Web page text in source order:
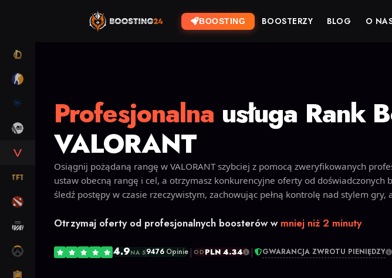
VALORANT
MARVEL RIVALS
OW2
BOOSTING BOOSTERZY BLOG O
Profesjonalna usługa Rank
VALORANT
Osiągnij pożądaną rangę w VALORANT szybciej z pomocą zweryfikowanych
ustaw obecną rangę i cel, a otrzymasz konkurencyjne oferty od doświadczonych
śledź postępy w czasie rzeczywistym, zachowując pełną kontrolę nad stylem
Otrzymaj oferty od profesjonalnych boosterów w mniej niż 2 minuty
4.9NA 59476 Opinie |OD PLN 4.34 | GWARANCJA ZWROTU PIENIĘDZY